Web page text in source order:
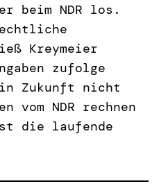
beim NDR los.
Kreymeier
zufolge
Zukunft nicht
vom NDR rechnen
die laufende